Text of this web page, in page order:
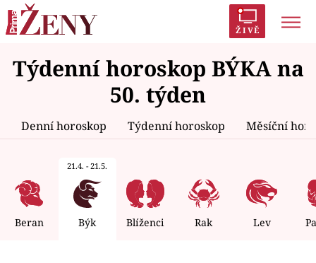
ŽIVĚ
Trendy: Polabí Inspekce Prostřeno!
AYTO?
Zrádci Proměny
Témata
Celebrity
Týdenní horoskop BÝKA na
50. týden
Denní horoskop Týdenní horoskop Měsíční
Beran
21.4. - 21.5.
Býk Blíženci Rak Lev